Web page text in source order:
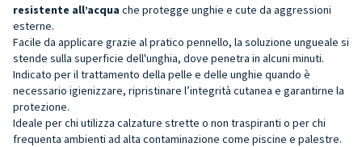
resistente all’acqua che protegge unghie e cute da aggressioni
esterne.
Facile da applicare grazie al pratico pennello, la soluzione ungueale si
stende sulla superficie dell'unghia, dove penetra in alcuni minuti.
Indicato per il trattamento della pelle e delle unghie quando è
necessario igienizzare, ripristinare l’integrità cutanea e garantirne la
protezione.
Ideale per chi utilizza calzature strette o non traspiranti o per chi
frequenta ambienti ad alta contaminazione come piscine e palestre.